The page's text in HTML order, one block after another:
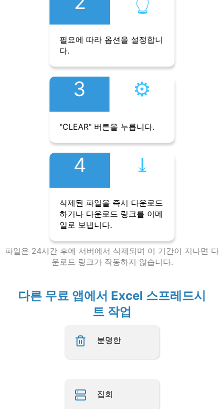
필요에 따라 옵션을 설정합니
다.
3 ⚙︎
"CLEAR" 버튼을 누릅니다.
4 ⤓︎
삭제된 파일을 즉시 다운로드
하거나 다운로드 링크를 이메
일로 보냅니다.
파일은 24시간 후에 서버에서 삭제되며 이 기간이 지나면 다
운로드 링크가 작동하지 않습니다.
다른 무료 앱에서 Excel 스프레드시
트 작업
분명한
집회